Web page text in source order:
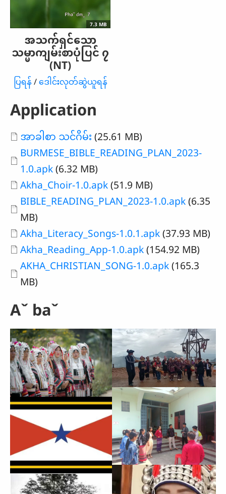
7.3 MB
အသက်ရှင်သော
သမ္မာကျမ်းစာပုံပြင် ၇
(NT)
ပြရန်/ဒေါင်းလုတ်ဆွဲယူရန်
Application
Document
အာခါစာ သင်ဂိမ်း (25.61 MB)
Document
BURMESE_BIBLE_READING_PLAN_2023-
1.0.apk(6.32 MB)
Document
Akha_Choir-1.0.apk(51.9 MB)
Document
BIBLE_READING_PLAN_2023-1.0.apk(6.35
MB)
Document
Akha_Literacy_Songs-1.0.1.apk(37.93 MB)
Document
Akha_Reading_App-1.0.apk(154.92 MB)
Document
AKHA_CHRISTIAN_SONG-1.0.apk(165.3
MB)
Aˇ baˇ